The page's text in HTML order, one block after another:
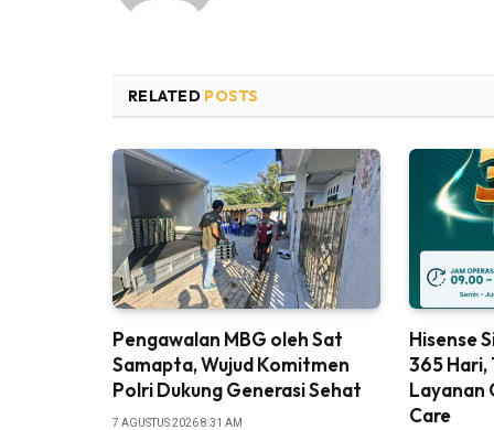
RELATED POSTS
Pengawalan MBG oleh Sat
Samapta, Wujud Komitmen
Polri Dukung Generasi Sehat
7 AGUSTUS 2026 8:31 AM
Hisense
365 Hari,
Layanan
Care